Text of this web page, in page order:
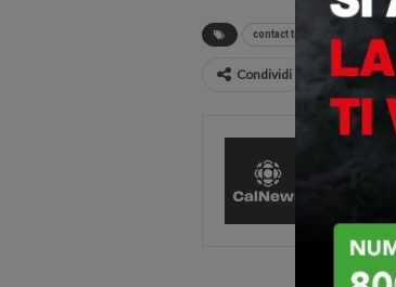
contact tracing
Condividi